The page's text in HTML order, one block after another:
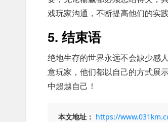
戏玩家沟通，不断提高他们的实
5. 结束语
绝地生存的世界永远不会缺少感
意玩家，他们都以自己的方式展
中超越自己！
本文地址： https://